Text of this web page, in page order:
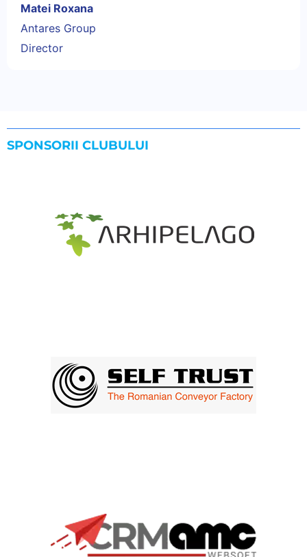
Matei Roxana
Antares Group
Director
SPONSORII CLUBULUI